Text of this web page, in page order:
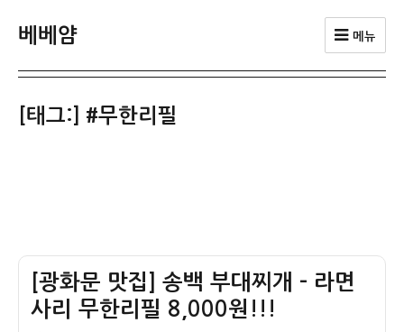
베베얌 메뉴
[태그:] #무한리필
[광화문 맛집] 송백 부대찌개 – 라면
사리 무한리필 8,000원!!!